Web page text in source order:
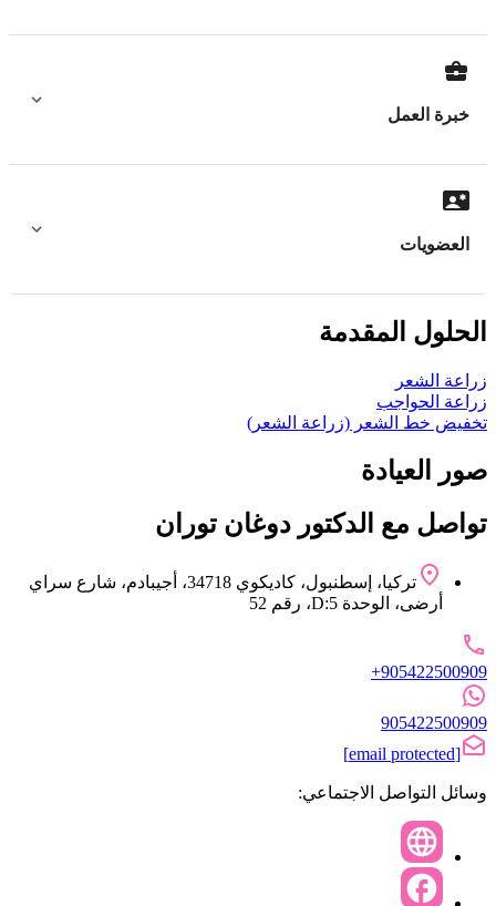
خبرة العمل
العضويات
الحلول المقدمة
زراعة الشعر
زراعة الحواجب
تخفيض خط الشعر (زراعة الشعر)
صور العيادة
تواصل مع الدکتور دوغان توران
تركيا، إسطنبول، كاديكوي 34718، أجيبادم، شارع سراي
أرضى، الوحدة D:5، رقم 52
+905422500909
905422500909
[email protected]
وسائل التواصل الاجتماعي: